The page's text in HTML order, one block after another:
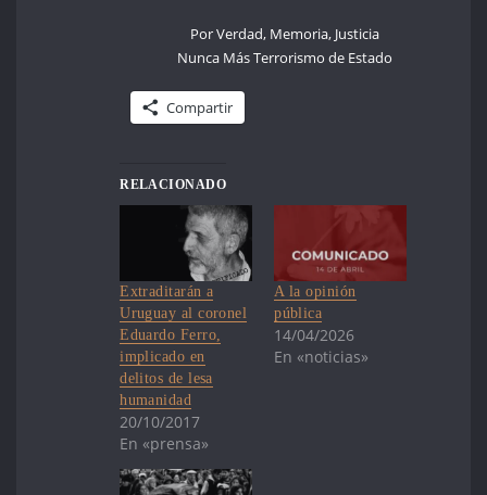
Por Verdad, Memoria, Justicia
Nunca Más Terrorismo de Estado
Compartir
RELACIONADO
Extraditarán a
Uruguay al coronel
Eduardo Ferro,
implicado en
delitos de lesa
humanidad
20/10/2017
En «prensa»
A la opinión
pública
14/04/2026
En «noticias»